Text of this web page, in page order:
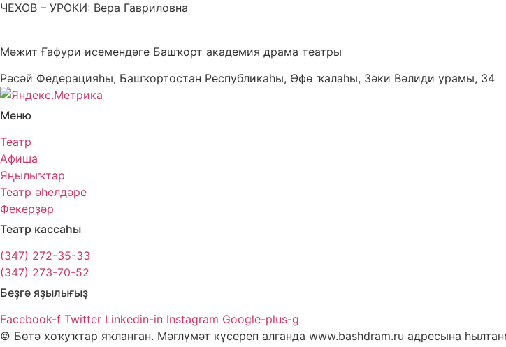
ЧЕХОВ – УРОКИ: Вера Гавриловна
Мәжит Ғафури исемендәге Башҡорт академия драма театры
Рәсәй Федерацияһы, Башҡортостан Республикаһы, Өфө ҡалаһы, Зәки Вәлиди урамы, 34
Меню
Театр
Афиша
Яңылыҡтар
Театр әһелдәре
Фекерҙәр
Театр кассаһы
(347) 272-35-33
(347) 273-70-52
Беҙгә яҙылығыҙ
Facebook-f Twitter Linkedin-in Instagram Google-plus-g
© Бөтә хоҡуҡтар яҡланған. Мәғлүмәт күсереп алғанда www.bashdram.ru адресына